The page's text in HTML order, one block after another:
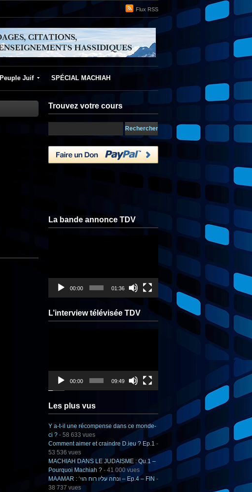
Flux RSS
Peuple Juif SPÉCIAL MACHIAH
Trouvez votre cours
La bande annonce TDV
00:00 01:36
L’interview télévisée TDV
00:00 09:49
Les plus vus
Y a-t-il une récompense dans ce monde-
ci ? - 58 633 vues
Comment aimer et craindre D.ieu ? Ep.1 -
53 536 vues
MACHIAH DANS LE JUDAISME : Qu.1 –
Pourquoi Machiah ? - 41 000 vues
MAAMAR : ‘ונחה עליו רוח הוי – Ep.4 – FIN -
38 737 vues